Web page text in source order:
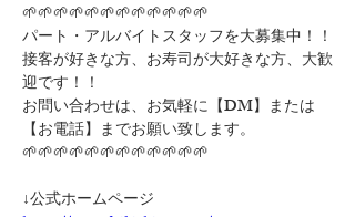
🌱🌱🌱🌱🌱🌱🌱🌱🌱🌱🌱🌱
パート・アルバイトスタッフを大募集中！！
接客が好きな方、お寿司が大好きな方、大歓
迎です！！
お問い合わせは、お気軽に【DM】または
【お電話】までお願い致します。
🌱🌱🌱🌱🌱🌱🌱🌱🌱🌱🌱🌱
↓公式ホームページ